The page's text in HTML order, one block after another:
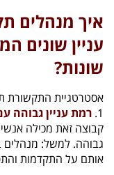
איך מנהלים
עניין שונים
שונות?
אסטרטגיית התקשורת
1. רמת עניין גבוהה
קבוצה זאת מכילה
גבוהה. למשל: מנהלים
אותם על התקדמות